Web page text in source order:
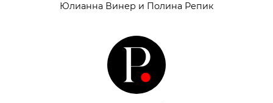
Юлианна Винер и Полина Репик